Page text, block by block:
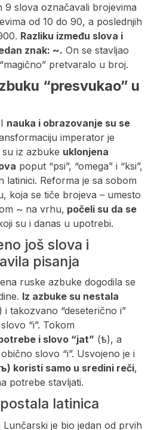
slova označavali brojevima
od 10 do 90, a poslednjih
Razliku između slova i
znak: ~. On se stavljao
pretvaralo u broj.
“presvukao” u
nauka i obrazovanje su se
imperator je
iz azbuke uklonjena
poput “psi”, “omega” i “ksi”,
latinici. Reforma je sa sobom
koja se tiče brojeva – umesto
~ na vrhu, počeli su da se
su i danas u upotrebi.
još slova i
pisanja
ruske azbuke dogodila se
Iz azbuke su nestala
i takozvano “deseterično i”
“i”. Tokom
i slovo “jat” (ѣ), a
slovo “i”. Usvojeno je i
koristi samo u sredini reči,
potrebe stavljati.
latinica
je bio jedan od prvih